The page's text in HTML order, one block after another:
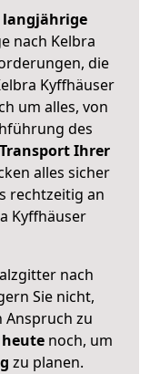
langjährige
nach Kelbra
die
Kyffhäuser
um alles, von
des
Ihrer
alles sicher
rechtzeitig an
Kyffhäuser
nach
Sie nicht,
Anspruch zu
noch, um
zu planen.